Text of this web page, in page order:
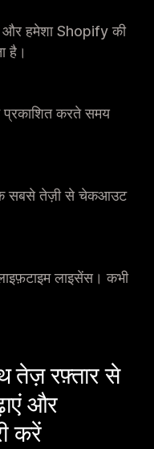
और हमेशा Shopify की
है।
करते समय
सबसे तेज़ी से चेकआउट
लाइसेंस। कभी
तेज़ रफ़्तार से
और
करें